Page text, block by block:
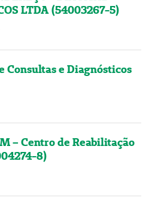
LTDA (54003267-5)
e Diagnósticos
– Centro de Reabilitação
8)